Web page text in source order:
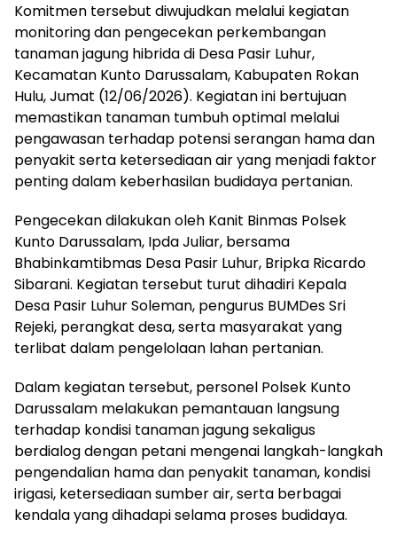
Komitmen tersebut diwujudkan melalui kegiatan
monitoring dan pengecekan perkembangan
tanaman jagung hibrida di Desa Pasir Luhur,
Kecamatan Kunto Darussalam, Kabupaten Rokan
Hulu, Jumat (12/06/2026). Kegiatan ini bertujuan
memastikan tanaman tumbuh optimal melalui
pengawasan terhadap potensi serangan hama dan
penyakit serta ketersediaan air yang menjadi faktor
penting dalam keberhasilan budidaya pertanian.
Pengecekan dilakukan oleh Kanit Binmas Polsek
Kunto Darussalam, Ipda Juliar, bersama
Bhabinkamtibmas Desa Pasir Luhur, Bripka Ricardo
Sibarani. Kegiatan tersebut turut dihadiri Kepala
Desa Pasir Luhur Soleman, pengurus BUMDes Sri
Rejeki, perangkat desa, serta masyarakat yang
terlibat dalam pengelolaan lahan pertanian.
Dalam kegiatan tersebut, personel Polsek Kunto
Darussalam melakukan pemantauan langsung
terhadap kondisi tanaman jagung sekaligus
berdialog dengan petani mengenai langkah-langkah
pengendalian hama dan penyakit tanaman, kondisi
irigasi, ketersediaan sumber air, serta berbagai
kendala yang dihadapi selama proses budidaya.